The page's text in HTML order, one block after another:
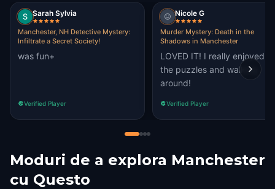
Sarah Sylvia
Manchester, NH Detective Mystery:
Infiltrate a Secret Society!
was fun+
Verified Player
Nicole G
Murder Mystery: Death in the
Shadows in Manchester
LOVED IT! I really enjoyed
the puzzles and walking
around!
Verified Player
Moduri de a explora Manchester
cu Questo